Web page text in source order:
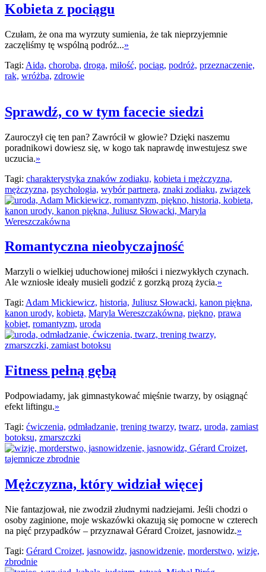
Kobieta z pociągu
Czułam, że ona ma wyrzuty sumienia, że tak nieprzyjemnie
zaczęliśmy tę wspólną podróż...»
Tagi: Aida, choroba, droga, miłość, pociąg, podróż, przeznaczenie,
rak, wróżba, zdrowie
Sprawdź, co w tym facecie siedzi
Zauroczył cię ten pan? Zawrócił w głowie? Dzięki naszemu
poradnikowi dowiesz się, w kogo tak naprawdę inwestujesz swe
uczucia.»
Tagi: charakterystyka znaków zodiaku, kobieta i mężczyzna,
mężczyzna, psychologia, wybór partnera, znaki zodiaku, związek
Romantyczna nieobyczajność
Marzyli o wielkiej uduchowionej miłości i niezwykłych czynach.
Ale wzniosłe ideały musieli godzić z gorzką prozą życia.»
Tagi: Adam Mickiewicz, historia, Juliusz Słowacki, kanon piękna,
kanon urody, kobieta, Maryla Wereszczakówna, piękno, prawa
kobiet, romantyzm, uroda
Fitness pełną gębą
Podpowiadamy, jak gimnastykować mięśnie twarzy, by osiągnąć
efekt liftingu.»
Tagi: ćwiczenia, odmładzanie, trening twarzy, twarz, uroda, zamiast
botoksu, zmarszczki
Mężczyzna, który widział więcej
Nie fantazjował, nie zwodził złudnymi nadziejami. Jeśli chodzi o
osoby zaginione, moje wskazówki okazują się pomocne w czterech
na pięć przypadków – przyznawał Gérard Croizet, jasnowidz.»
Tagi: Gérard Croizet, jasnowidz, jasnowidzenie, morderstwo, wizje,
zbrodnie